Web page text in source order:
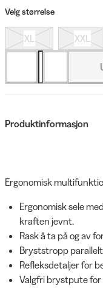
Velg størrelse
XL XXL
Produktinformasjon
Ergonomisk
Ergonomisk sele
kraften jevnt.
Rask å ta på og av
Bryststropp
Refleksdetaljer for
Valgfri brystpute